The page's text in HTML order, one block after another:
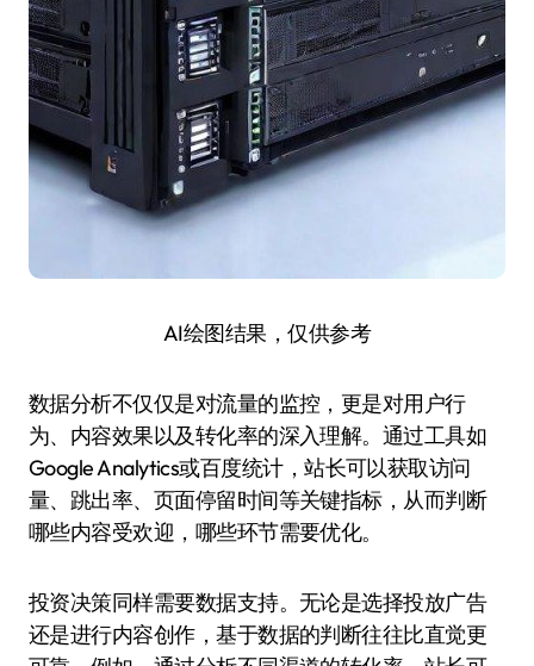
AI绘图结果，仅供参考
数据分析不仅仅是对流量的监控，更是对用户行
为、内容效果以及转化率的深入理解。通过工具如
Google Analytics或百度统计，站长可以获取访问
量、跳出率、页面停留时间等关键指标，从而判断
哪些内容受欢迎，哪些环节需要优化。
投资决策同样需要数据支持。无论是选择投放广告
还是进行内容创作，基于数据的判断往往比直觉更